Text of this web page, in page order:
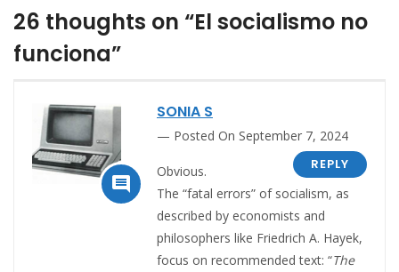
26 thoughts on “El socialismo no
funciona”

SONIA S
Posted On September 7, 2024
REPLY
Obvious.
The “fatal errors” of socialism, as
described by economists and
philosophers like Friedrich A. Hayek,
focus on recommended text: “The